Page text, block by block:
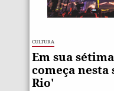
Cultura
Em sua
começa
Rio'